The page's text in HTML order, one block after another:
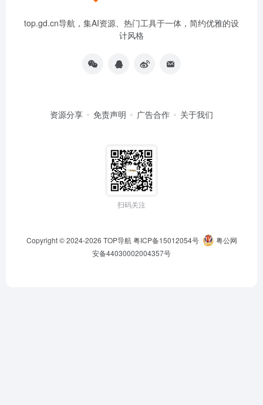
top.gd.cn导航，集AI资源、热门工具于一体，简约优雅的设
计风格
资源分享 免责声明 广告合作 关于我们
扫码关注
Copyright © 2024-2026 TOP导航 粤ICP备15012054号
粤公网
安备44030002004357号